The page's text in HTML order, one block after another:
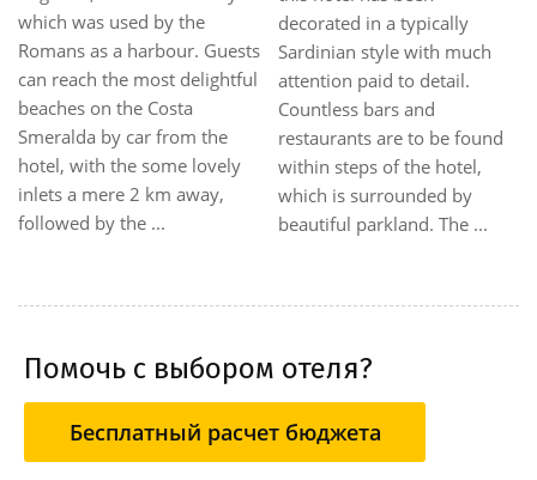
waterfalls and a
hydromassage area. The
spacious rooms feature a
furnished balcony or
veranda. Most overlook the
Gulf of Pevero, others offer
views of the Mediterranean
...
faces directly onto the bay of
Cala Granu.||The hotel
offers 115 rooms, all with
sea views, however, some
views from ground floor
rooms may be partially
restricted. ...
Помочь с выбором отеля?
Бесплатный расчет бюджета